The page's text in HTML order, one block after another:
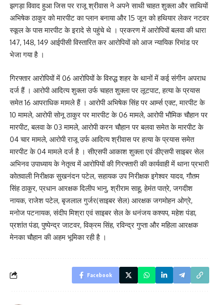
झगड़ा विवाद हुआ जिस पर राजू श्रीवास ने अपने साथी चाहत शुक्ला और साथियों
अभिषेक ठाकुर को मारपीट का प्लान बनाया और 15 जून को हथियार लेकर नटवर
स्कूल के पास मारपीट के इरादे से पहुंचे थे । प्रकरण में आरोपियों बलवा की धारा
147, 148, 149 आईपीसी विस्तारित कर आरोपियों को आज न्यायिक रिमांड पर
भेजा गया है ।
गिरफ्तार आरोपियों में 06 आरोपियों के विरुद्ध शहर के थानों में कई संगीन अपराध
दर्ज हैं । आरोपी आदित्य शुक्ला उर्फ चाहत शुक्ला पर लूटपाट, हत्या के प्रयास
समेत 16 आपराधिक मामले हैं । आरोपी अभिषेक सिंह पर आर्म्स एक्ट, मारपीट के
10 मामले, आरोपी सोनू ठाकुर पर मारपीट के 06 मामले, आरोपी भौमिक चौहान पर
मारपीट, बलवा के 03 मामले, आरोपी करन चौहान पर बलवा समेत के मारपीट के
04 चार मामले, आरोपी राजू उर्फ आदित्य श्रीवास पर हत्या के प्रयास समेत
मारपीट के 04 मामले दर्ज है । सीएसपी आकाश शुक्ला एवं डीएसपी साइबर सेल
अभिनव उपाध्याय के नेतृत्व में आरोपियों की गिरफ्तारी की कार्यवाही में थाना प्रभारी
कोतवाली निरीक्षक सुखनंदन पटेल, सहायक उप निरीक्षक इगेश्वर यादव, गौतम
सिंह ठाकुर, प्रधान आरक्षक दिलीप भानु, श्रीराम साहू, हेमंत पात्रे, जगदीश
नायक, राजेश पटेल, बृजलाल गुर्जर(साइबर सेल) आरक्षक जगमोहन ओग्रे,
मनोज पटनायक, संदीप मिश्रा एवं साइबर सेल के धनंजय कश्यप, महेश पंडा,
प्रशांत पंडा, पुष्पेन्द्र जाटवर, विक्रम सिंह, रविन्द्र गुप्ता और महिला आरक्षक
मेनका चौहान की अहम भूमिका रही है ।
Facebook